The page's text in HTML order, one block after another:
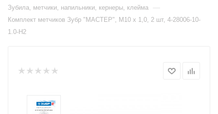
Зубила, метчики, напильники, кернеры, клейма —
Комплект метчиков Зубр "МАСТЕР", М10 x 1,0, 2 шт, 4-28006-10-
1.0-H2